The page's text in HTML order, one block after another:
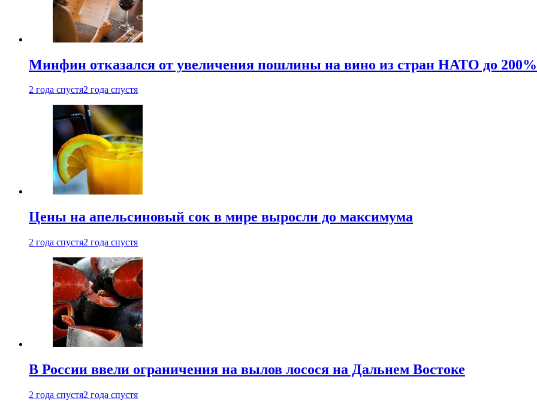
Минфин отказался от увеличения пошлины на вино из стран НАТО до 200%
2 года спустя2 года спустя
Цены на апельсиновый сок в мире выросли до максимума
2 года спустя2 года спустя
В России ввели ограничения на вылов лосося на Дальнем Востоке
2 года спустя2 года спустя